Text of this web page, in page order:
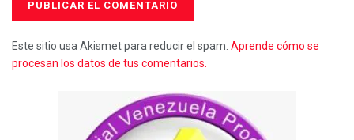
Este sitio usa Akismet para reducir el spam. Aprende cómo se
procesan los datos de tus comentarios.